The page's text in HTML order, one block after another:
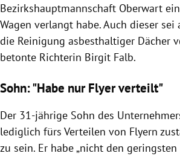
Bezirkshauptmannschaft Oberwart
Wagen verlangt habe. Auch dieser
die Reinigung asbesthaltiger Dächer
betonte Richterin Birgit Falb.
Sohn: "Habe nur Flyer verteilt"
Der 31-jährige Sohn des
lediglich fürs Verteilen von Flyern
zu sein. Er habe „nicht den geringsten